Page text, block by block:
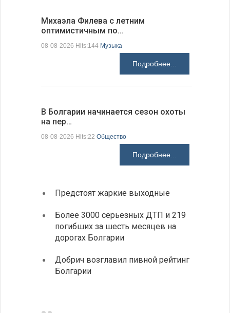
Михаэла Филева с летним
оптимистичным по…
08-08-2026 Hits:144 Музыка
Подробнее...
В Болгарии начинается сезон охоты
на пер…
08-08-2026 Hits:22 Общество
Подробнее...
Предстоят жаркие выходные
Более 3000 серьезных ДТП и 219
погибших за шесть месяцев на
дорогах Болгарии
Добрич возглавил пивной рейтинг
Болгарии